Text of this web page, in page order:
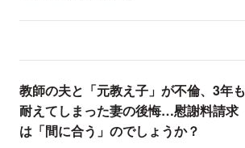
教師の夫と「元教え子」が不倫、3年も
耐えてしまった妻の後悔…慰謝料請求
は「間に合う」のでしょうか？